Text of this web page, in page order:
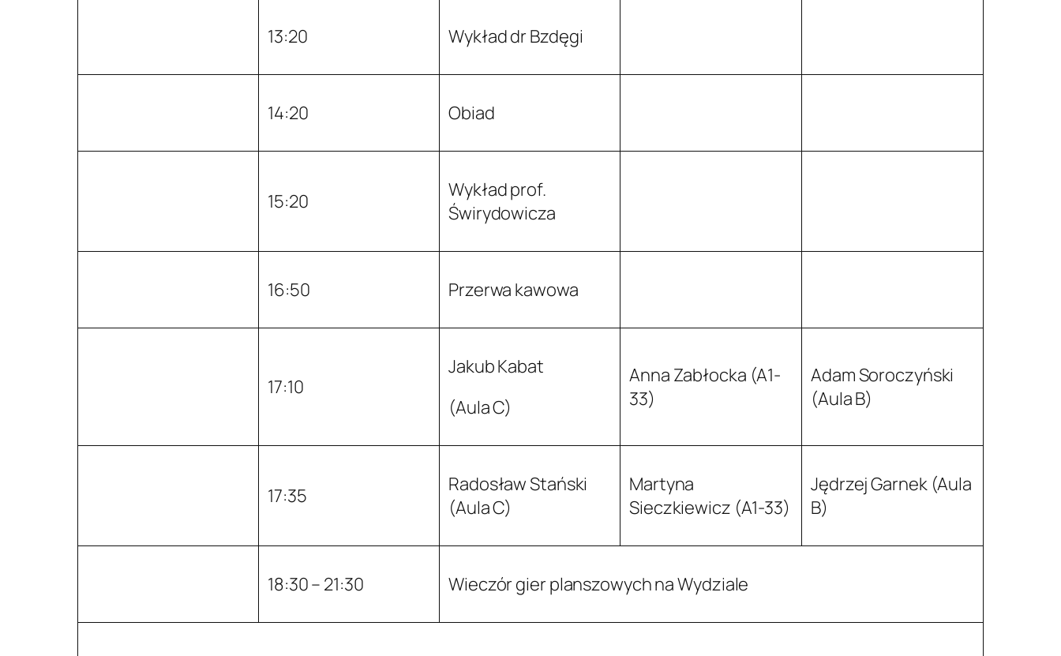
13:20 Wykład dr Bzdęgi
14:20 Obiad
15:20
Wykład prof.
Świrydowicza
16:50 Przerwa kawowa
17:10
Jakub Kabat
(Aula C)
Anna Zabłocka (A1-
33)
Adam Soroczyński
(Aula B)
17:35
Radosław Stański
(Aula C)
Martyna
Sieczkiewicz (A1-33)
Jędrzej Garnek (Aula
B)
18:30 – 21:30 Wieczór gier planszowych na Wydziale